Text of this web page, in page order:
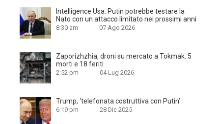
Intelligence Usa: Putin potrebbe testare la
Nato con un attacco limitato nei prossimi anni
8:30 am 07 Ago 2026
Zaporizhzhia, droni su mercato a Tokmak: 5
morti e 18 feriti
2:52 pm 04 Lug 2026
Trump, ‘telefonata costruttiva con Putin’
6:19 pm 28 Dic 2025